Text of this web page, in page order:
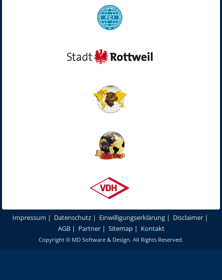
Impressum | Datenschutz | Einwilligungserklärung | Disclaimer |
AGB| Partner| Sitemap| Kontakt
Copyright © MD Software & Design. All Rights Reserved.